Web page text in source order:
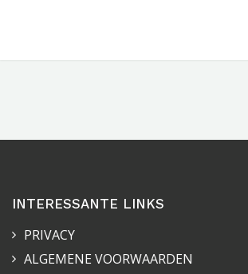
INTERESSANTE LINKS
PRIVACY
ALGEMENE VOORWAARDEN